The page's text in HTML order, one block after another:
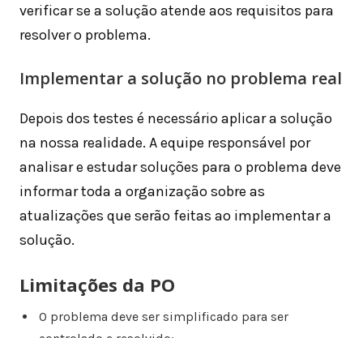
verificar se a solução atende aos requisitos para
resolver o problema.
Implementar a solução no problema real
Depois dos testes é necessário aplicar a solução
na nossa realidade. A equipe responsável por
analisar e estudar soluções para o problema deve
informar toda a organização sobre as
atualizações que serão feitas ao implementar a
solução.
Limitações da PO
O problema deve ser simplificado para ser